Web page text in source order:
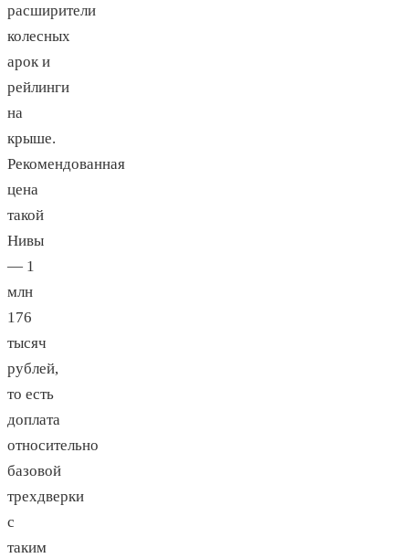
расширители
колесных
арок и
рейлинги
на
крыше.
Рекомендованная
цена
такой
Нивы
— 1
млн
176
тысяч
рублей,
то есть
доплата
относительно
базовой
трехдверки
с
таким